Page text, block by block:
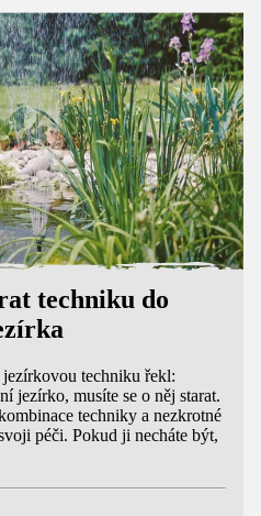
techniku do
techniku řekl:
jezírko, musíte se o něj starat.
techniky a nezkrotné
péči. Pokud ji necháte být,